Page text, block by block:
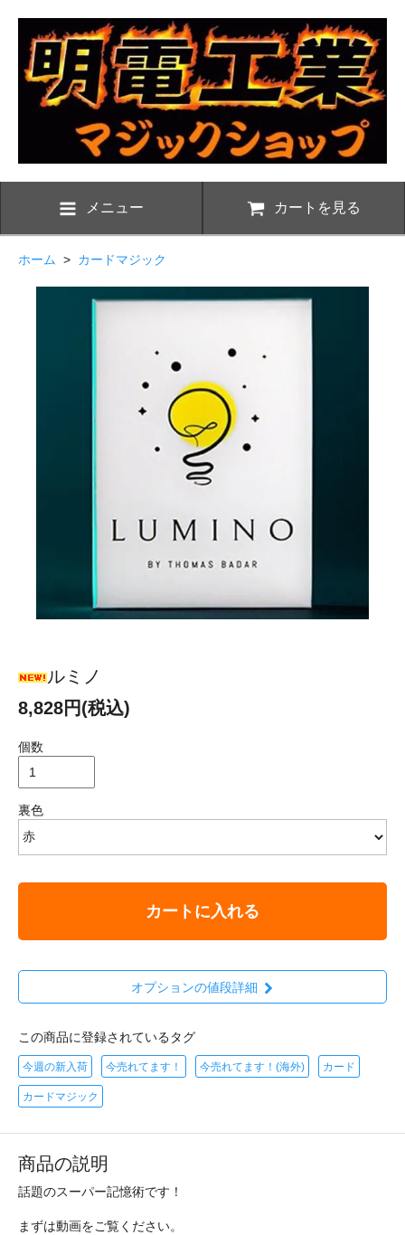
メニュー カートを見る
ホーム > カードマジック
ルミノ
8,828円(税込)
個数
裏色
カートに入れる
オプションの値段詳細
この商品に登録されているタグ
今週の新入荷 今売れてます！ 今売れてます！(海外) カード
カードマジック
商品の説明
話題のスーパー記憶術です！
まずは動画をご覧ください。